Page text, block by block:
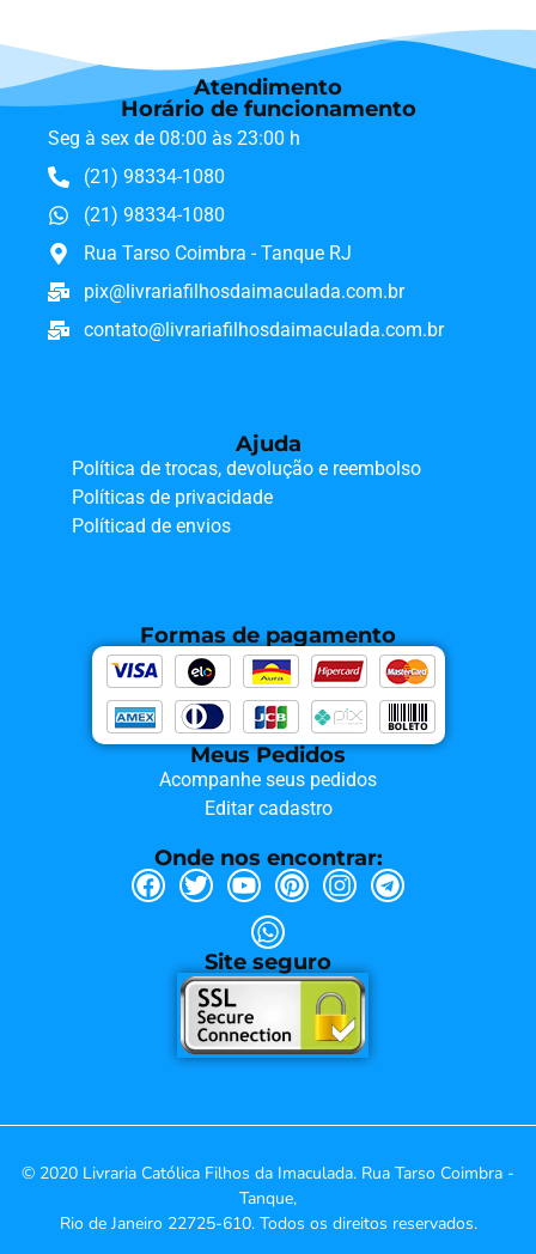
Atendimento
Horário de funcionamento
Seg à sex de 08:00 às 23:00 h
(21) 98334-1080
(21) 98334-1080
Rua Tarso Coimbra - Tanque RJ
pix@livrariafilhosdaimaculada.com.br
contato@livrariafilhosdaimaculada.com.br
Ajuda
Política de trocas, devolução e reembolso
Políticas de privacidade
Políticad de envios
Formas de pagamento
Meus Pedidos
Acompanhe seus pedidos
Editar cadastro
Onde nos encontrar:
Site seguro
© 2020 Livraria Católica Filhos da Imaculada. Rua Tarso Coimbra -
Tanque,
Rio de Janeiro 22725-610. Todos os direitos reservados.